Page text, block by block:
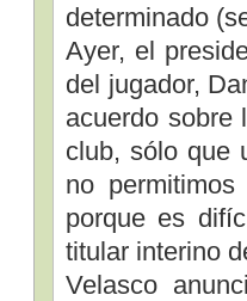
determinado
Ayer, el
del jugador,
acuerdo sobre
club, sólo que
no
porque es
titular interino
Velasco